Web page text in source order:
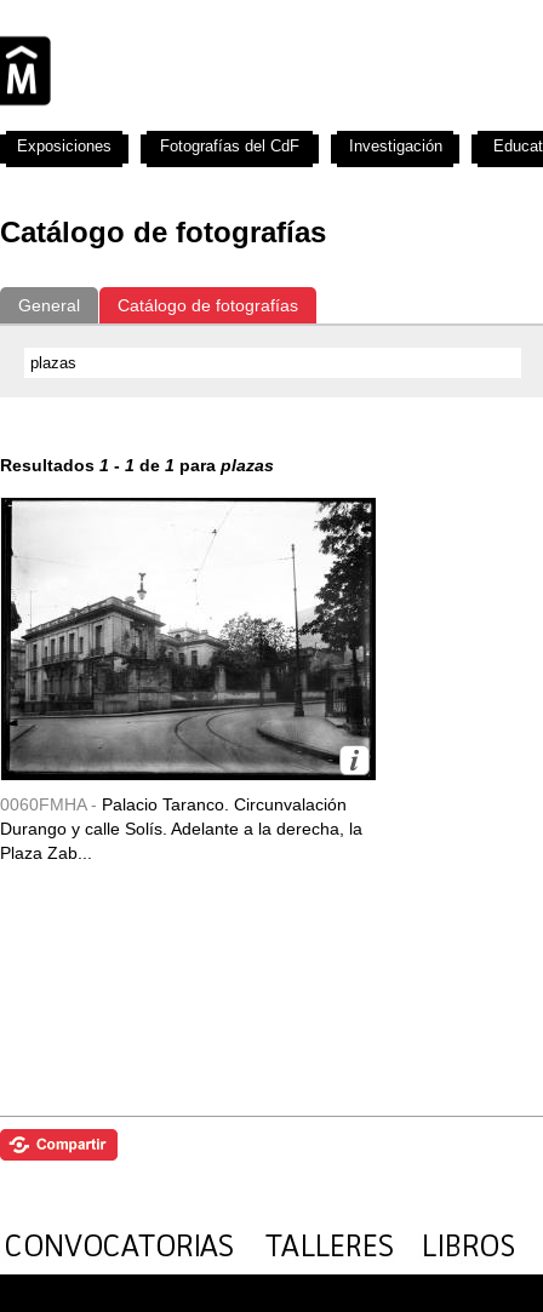
Catálogo de fotografías
General Catálogo de fotografías
Resultados 1 - 1 de 1 para plazas
0060FMHA - Palacio Taranco. Circunvalación
Durango y calle Solís. Adelante a la derecha, la
Plaza Zab...
Exposiciones Fotografías del CdF Investigación